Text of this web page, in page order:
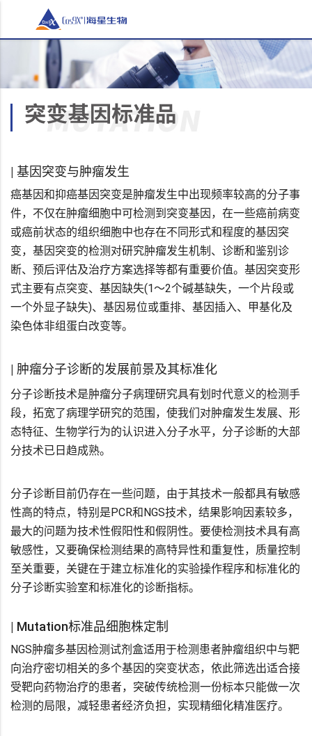
| 基因突变与肿瘤发生
癌基因和抑癌基因突变是肿瘤发生中出现频率较高的分子事
件，不仅在肿瘤细胞中可检测到突变基因，在一些癌前病变
或癌前状态的组织细胞中也存在不同形式和程度的基因突
变，基因突变的检测对研究肿瘤发生机制、诊断和鉴别诊
断、预后评估及治疗方案选择等都有重要价值。基因突变形
式主要有点突变、基因缺失(1～2个碱基缺失，一个片段或
一个外显子缺失)、基因易位或重排、基因插入、甲基化及
染色体非组蛋白改变等。
| 肿瘤分子诊断的发展前景及其标准化
分子诊断技术是肿瘤分子病理研究具有划时代意义的检测手
段，拓宽了病理学研究的范围，使我们对肿瘤发生发展、形
态特征、生物学行为的认识进入分子水平，分子诊断的大部
分技术已日趋成熟。
分子诊断目前仍存在一些问题，由于其技术一般都具有敏感
性高的特点，特别是PCR和NGS技术，结果影响因素较多，
最大的问题为技术性假阳性和假阴性。要使检测技术具有高
敏感性，又要确保检测结果的高特异性和重复性，质量控制
至关重要，关键在于建立标准化的实验操作程序和标准化的
分子诊断实验室和标准化的诊断指标。
| Mutation标准品细胞株定制
NGS肿瘤多基因检测试剂盒适用于检测患者肿瘤组织中与靶
向治疗密切相关的多个基因的突变状态，依此筛选出适合接
受靶向药物治疗的患者，突破传统检测一份标本只能做一次
检测的局限，减轻患者经济负担，实现精细化精准医疗。